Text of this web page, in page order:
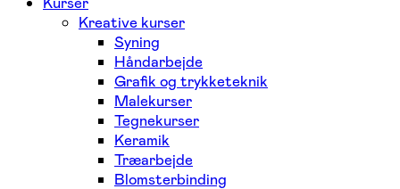
Kreative kurser
Syning
Håndarbejde
Grafik og trykketeknik
Malekurser
Tegnekurser
Keramik
Træarbejde
Blomsterbinding